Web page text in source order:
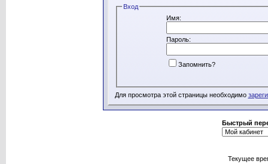
Вход
Имя:
Пароль:
Запомнить?
Для просмотра этой страницы необходимо
Быстрый
Текущее